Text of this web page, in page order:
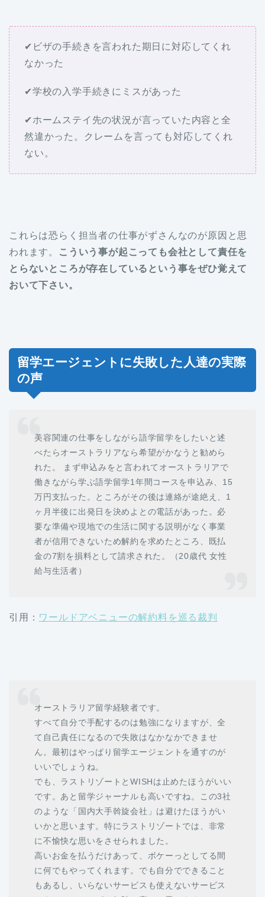
✔ビザの手続きを言われた期日に対応してくれ
なかった
✔学校の入学手続きにミスがあった
✔ホームステイ先の状況が言っていた内容と全
然違かった。クレームを言っても対応してくれ
ない。
これらは恐らく担当者の仕事がずさんなのが原因と思
われます。
こういう事が起こっても会社として責任を
とらないところが存在しているという事をぜひ覚えて
おいて下さい。
留学エージェントに失敗した人達の実際
の声
美容関連の仕事をしながら語学留学をしたいと述
べたらオーストラリアなら希望がかなうと勧めら
れた。 まず申込みをと言われてオーストラリアで
働きながら学ぶ語学留学1年間コースを申込み、15
万円支払った。ところがその後は連絡が途絶え、1
ヶ月半後に出発日を決めよとの電話があった。必
要な準備や現地での生活に関する説明がなく事業
者が信用できないため解約を求めたところ、既払
金の7割を損料として請求された。（20歳代 女性
給与生活者）
引用： ワールドアベニューの解約料を巡る裁判
オーストラリア留学経験者です。
すべて自分で手配するのは勉強になりますが、全
て自己責任になるので失敗はなかなかできませ
ん。最初はやっぱり留学エージェントを通すのが
いいでしょうね。
でも、ラストリゾートとWISHは止めたほうがいい
です。あと留学ジャーナルも高いですね。この3社
のような「国内大手斡旋会社」は避けたほうがい
いかと思います。特にラストリゾートでは、非常
に不愉快な思いをさせられました。
高いお金を払うだけあって、ボケーっとしてる間
に何でもやってくれます。でも自分でできること
もあるし、いらないサービスも使えないサービス